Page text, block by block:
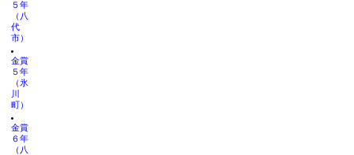
５年
（八
代
市）
金賞
５年
（氷
川
町）
金賞
６年
（八